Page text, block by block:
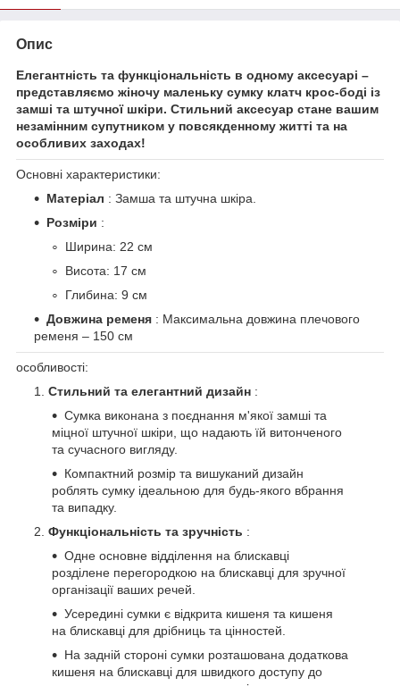
Опис
Елегантність та функціональність в одному аксесуарі –
представляємо жіночу маленьку сумку клатч крос-боді із
замші та штучної шкіри. Стильний аксесуар стане вашим
незамінним супутником у повсякденному житті та на
особливих заходах!
Основні характеристики:
Матеріал : Замша та штучна шкіра.
Розміри :
Ширина: 22 см
Висота: 17 см
Глибина: 9 см
Довжина ременя : Максимальна довжина плечового
ременя – 150 см
особливості:
Стильний та елегантний дизайн :
Сумка виконана з поєднання м'якої замші та
міцної штучної шкіри, що надають їй витонченого
та сучасного вигляду.
Компактний розмір та вишуканий дизайн
роблять сумку ідеальною для будь-якого вбрання
та випадку.
Функціональність та зручність :
Одне основне відділення на блискавці
розділене перегородкою на блискавці для зручної
організації ваших речей.
Усередині сумки є відкрита кишеня та кишеня
на блискавці для дрібниць та цінностей.
На задній стороні сумки розташована додаткова
кишеня на блискавці для швидкого доступу до